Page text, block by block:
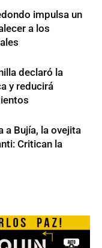
impulsa un
a los
declaró la
y reducirá
a Bujía, la ovejita
Critican la